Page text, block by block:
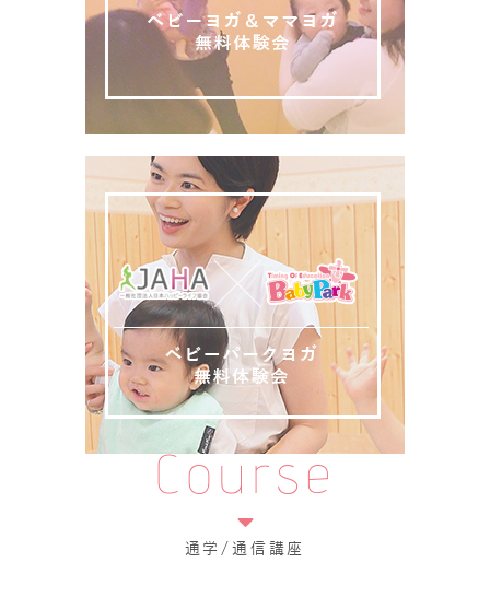
Course
通学/通信講座